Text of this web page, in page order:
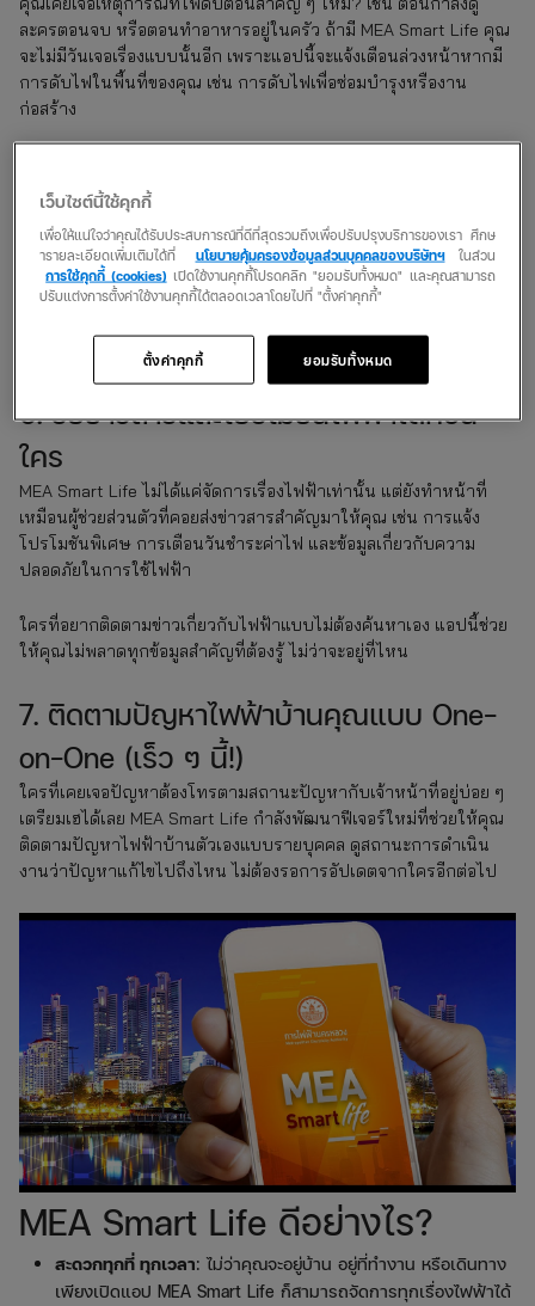
ละครตอนจบ หรือตอนทำอาหารอยู่ในครัว ถ้ามี MEA Smart Life คุณ
จะไม่มีวันเจอเรื่องแบบนั้นอีก เพราะแอปนี้จะแจ้งเตือนล่วงหน้าหากมี
การดับไฟในพื้นที่ของคุณ เช่น การดับไฟเพื่อซ่อมบำรุงหรืองาน
ก่อสร้าง
แบตเตอรี่สำรอง เตรียมไฟฉาย หรือจัดการกับงานที่ต้องใช้ไฟไว้ล่วง
หน้า มั่นใจได้เลยว่าไม่มีไฟดับแบบไม่ทันตั้งตัวอีกต่อไป
ฟีเจอร์แจ้งเตือนก่อนดับไฟใน MEA Smart Life ช่วยให้คุณวางแผน
ชีวิตได้ เช่นเดียวกับ insurverse ที่ช่วยให้คุณเช็คเบี้ย พรบ. รถยนต์
เพื่อให้คุณไม่พลาดการต่อพรบ. ทันเวลา
6. รับข่าวสารและโปรโมชันไฟฟ้าได้ก่อน
ใคร
MEA Smart Life ไม่ได้แค่จัดการเรื่องไฟฟ้าเท่านั้น แต่ยังทำหน้าที่
เหมือนผู้ช่วยส่วนตัวที่คอยส่งข่าวสารสำคัญมาให้คุณ เช่น การแจ้ง
โปรโมชันพิเศษ การเตือนวันชำระค่าไฟ และข้อมูลเกี่ยวกับความ
ปลอดภัยในการใช้ไฟฟ้า
ใครที่อยากติดตามข่าวเกี่ยวกับไฟฟ้าแบบไม่ต้องค้นหาเอง แอปนี้ช่วย
ให้คุณไม่พลาดทุกข้อมูลสำคัญที่ต้องรู้ ไม่ว่าจะอยู่ที่ไหน
7. ติดตามปัญหาไฟฟ้าบ้านคุณแบบ One-
on-One (เร็ว ๆ นี้!)
ใครที่เคยเจอปัญหาต้องโทรตามสถานะปัญหากับเจ้าหน้าที่อยู่บ่อย ๆ
เตรียมเฮได้เลย MEA Smart Life กำลังพัฒนาฟีเจอร์ใหม่ที่ช่วยให้คุณ
ติดตามปัญหาไฟฟ้าบ้านตัวเองแบบรายบุคคล ดูสถานะการดำเนิน
งานว่าปัญหาแก้ไขไปถึงไหน ไม่ต้องรอการอัปเดตจากใครอีกต่อไป
MEA Smart Life ดีอย่างไร?
สะดวกทุกที่ ทุกเวลา: ไม่ว่าคุณจะอยู่บ้าน อยู่ที่ทำงาน หรือเดินทาง
เพียงเปิดแอป MEA Smart Life ก็สามารถจัดการทุกเรื่องไฟฟ้าได้
เว็บไซต์นี้ใช้คุกกี้
เพื่อให้แน่ใจว่าคุณได้รับประสบการณ์ที่ดีที่สุดรวมถึงเพื่อปรับปรุงบริการของเรา ศึกษ
ารายละเอียดเพิ่มเติมได้ที่
นโยบายคุ้มครองข้อมูลส่วนบุคคลของบริษัทฯในส่วน
การใช้คุกกี้ (cookies) เปิดใช้งานคุกกี้โปรดคลิก "ยอมรับทั้งหมด" และคุณสามารถ
ปรับแต่งการตั้งค่าใช้งานคุกกี้ได้ตลอดเวลาโดยไปที่ "ตั้งค่าคุกกี้"
ยอมรับทั้งหมด
ตั้งค่าคุกกี้